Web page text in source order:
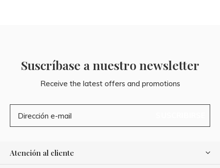
Suscríbase a nuestro newsletter
Receive the latest offers and promotions
Atención al cliente